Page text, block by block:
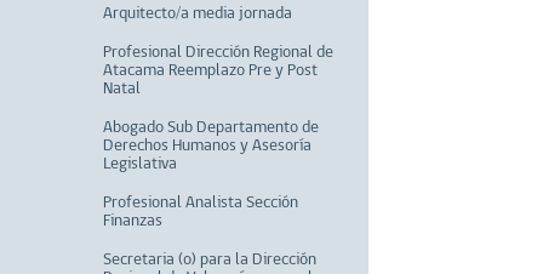
Arquitecto/a media jornada
Profesional Dirección Regional de
Atacama Reemplazo Pre y Post
Natal
Abogado Sub Departamento de
Derechos Humanos y Asesoría
Legislativa
Profesional Analista Sección
Finanzas
Secretaria (o) para la Dirección